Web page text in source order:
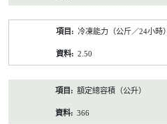
冷凍能力（公斤／24小時）
2.50
額定總容積（公升）
366